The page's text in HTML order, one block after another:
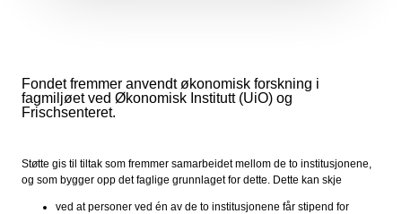
Fondet fremmer anvendt økonomisk forskning i
fagmiljøet ved Økonomisk Institutt (UiO) og
Frischsenteret.
Støtte gis til tiltak som fremmer samarbeidet mellom de to institusjonene,
og som bygger opp det faglige grunnlaget for dette. Dette kan skje
ved at personer ved én av de to institusjonene får stipend for